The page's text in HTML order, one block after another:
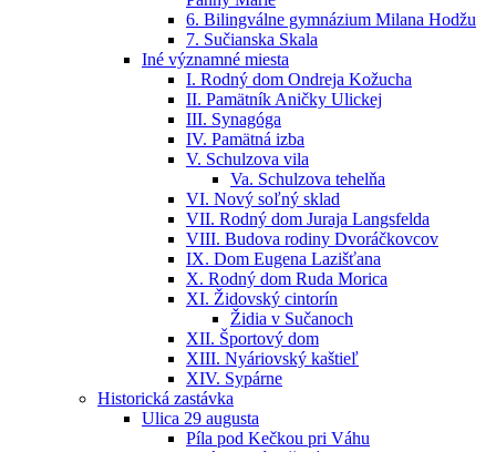
6. Bilingválne gymnázium Milana Hodžu
7. Sučianska Skala
Iné významné miesta
I. Rodný dom Ondreja Kožucha
II. Pamätník Aničky Ulickej
III. Synagóga
IV. Pamätná izba
V. Schulzova vila
Va. Schulzova tehelňa
VI. Nový soľný sklad
VII. Rodný dom Juraja Langsfelda
VIII. Budova rodiny Dvoráčkovcov
IX. Dom Eugena Lazišťana
X. Rodný dom Ruda Morica
XI. Židovský cintorín
Židia v Sučanoch
XII. Športový dom
XIII. Nyáriovský kaštieľ
XIV. Sypárne
Historická zastávka
Ulica 29 augusta
Píla pod Kečkou pri Váhu